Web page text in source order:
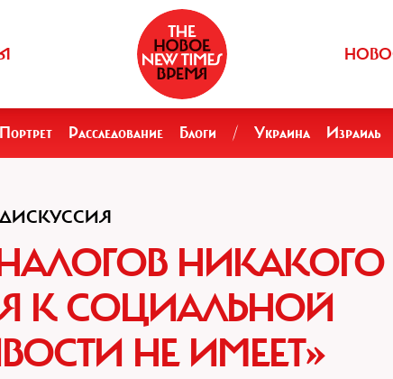
Портрет Расследование Блоги / Украина Израиль
НИКАКОГО
К СОЦИАЛЬНОЙ
НЕ ИМЕЕТ»